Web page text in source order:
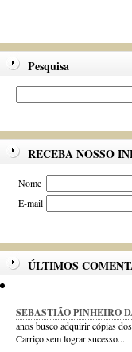
Pesquisa
RECEBA NOSSO
Nome
E-mail
ÚLTIMOS
SEBASTIÃO PINHEIRO
anos busco adquirir cópias
Carriço sem lograr sucesso....